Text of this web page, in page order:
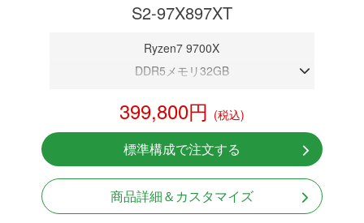
S2-97X897XT
Ryzen7 9700X
DDR5メモリ32GB
NVMeSSD 1TB
無線LAN Bluetooth対応
Windows11 Home 64bit
399,800円 (税込)
標準構成で注文する
商品詳細＆カスタマイズ